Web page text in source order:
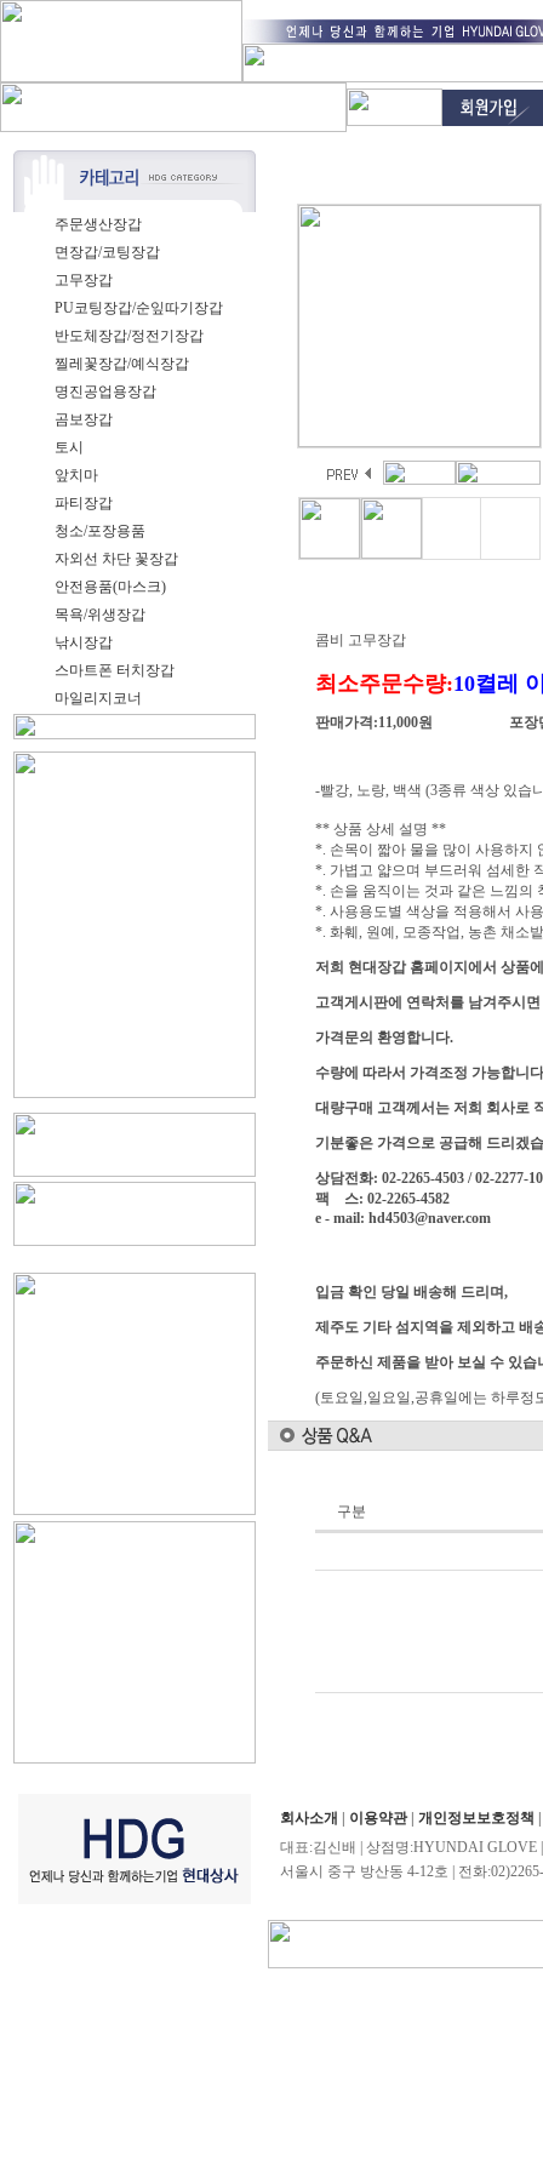
주문생산장갑
면장갑/코팅장갑
고무장갑
PU코팅장갑/순잎따기장갑
반도체장갑/정전기장갑
찔레꽃장갑/예식장갑
명진공업용장갑
곰보장갑
토시
앞치마
파티장갑
청소/포장용품
자외선 차단 꽃장갑
안전용품(마스크)
목욕/위생장갑
낚시장갑
스마트폰 터치장갑
마일리지코너
콤비 고무장갑
최소주문수량:10켤레
판매가격:11,000원 포장단
-빨강, 노랑, 백색 (3종류 색상 있습
** 상품 상세 설명 **
*. 손목이 짧아 물을 많이 사용하지
*. 가볍고 얇으며 부드러워 섬세한
*. 손을 움직이는 것과 같은 느낌의
*. 사용용도별 색상을 적용해서 사
*. 화훼, 원예, 모종작업, 농촌 채소
저희 현대장갑 홈페이지에서 상품
고객게시판에 연락처를 남겨주시
가격문의 환영합니다.
수량에 따라서 가격조정 가능합니
대량구매 고객께서는 저희 회사로
기분좋은 가격으로 공급해 드리겠
상담전화: 02-2265-4503 / 02-2277-
팩 스: 02-2265-4582
e - mail: hd4503@naver.com
입금 확인 당일 배송해 드리며,
제주도 기타 섬지역을 제외하고 배
주문하신 제품을 받아 보실 수 있습
(토요일,일요일,공휴일에는 하루정
구분
회사소개 이용약관| 개인정보보호정책
대표:김신배 | 상점명:HYUNDAI GLOVE
서울시 중구 방산동 4-12호 | 전화